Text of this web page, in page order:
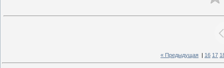
« Предыдущая 16 17